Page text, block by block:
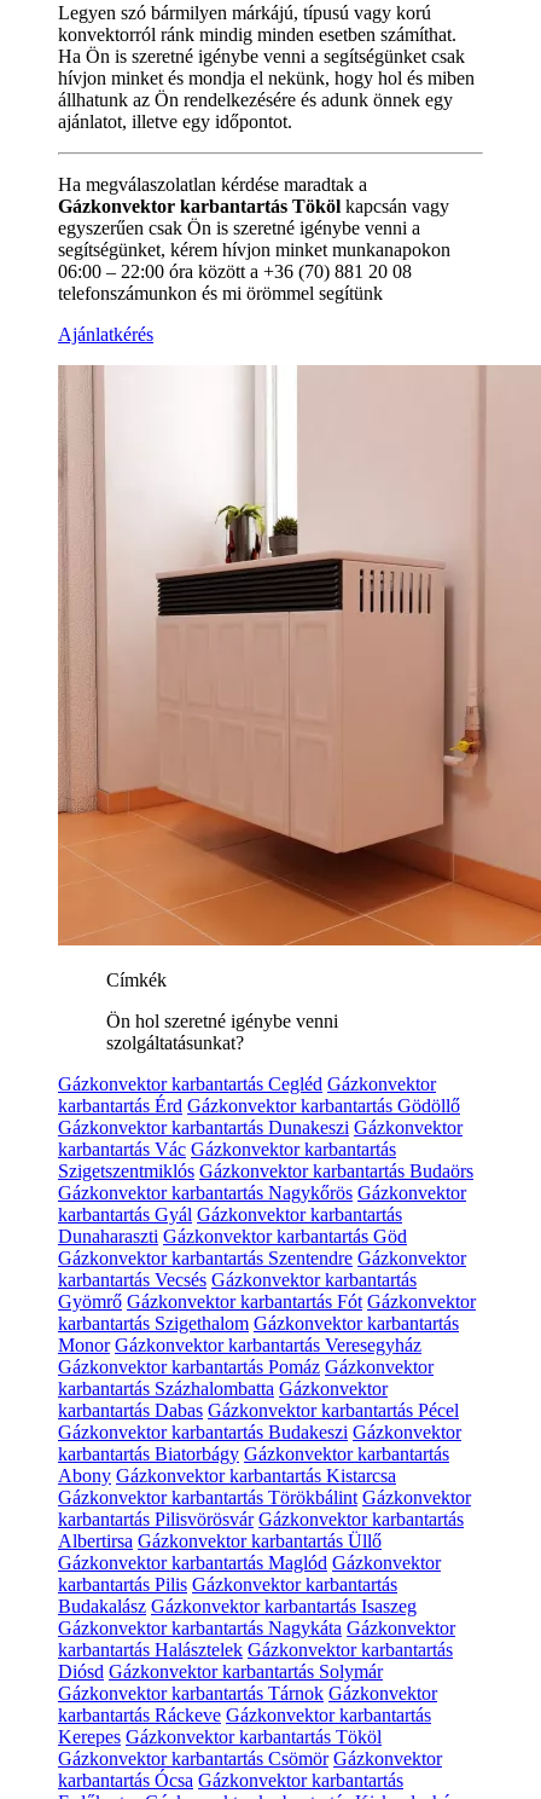
Legyen szó bármilyen márkájú, típusú vagy korú
konvektorról ránk mindig minden esetben számíthat.
Ha Ön is szeretné igénybe venni a segítségünket csak
hívjon minket és mondja el nekünk, hogy hol és miben
állhatunk az Ön rendelkezésére és adunk önnek egy
ajánlatot, illetve egy időpontot.
Ha megválaszolatlan kérdése maradtak a
Gázkonvektor karbantartás Tököl kapcsán vagy
egyszerűen csak Ön is szeretné igénybe venni a
segítségünket, kérem hívjon minket munkanapokon
06:00 – 22:00 óra között a +36 (70) 881 20 08
telefonszámunkon és mi örömmel segítünk
Ajánlatkérés
Címkék
Ön hol szeretné igénybe venni
szolgáltatásunkat?
Gázkonvektor karbantartás Cegléd Gázkonvektor
karbantartás Érd Gázkonvektor karbantartás Gödöllő
Gázkonvektor karbantartás Dunakeszi Gázkonvektor
karbantartás Vác Gázkonvektor karbantartás
Szigetszentmiklós Gázkonvektor karbantartás Budaörs
Gázkonvektor karbantartás Nagykőrös Gázkonvektor
karbantartás Gyál Gázkonvektor karbantartás
Dunaharaszti Gázkonvektor karbantartás Göd
Gázkonvektor karbantartás Szentendre Gázkonvektor
karbantartás Vecsés Gázkonvektor karbantartás
Gyömrő Gázkonvektor karbantartás Fót Gázkonvektor
karbantartás Szigethalom Gázkonvektor karbantartás
Monor Gázkonvektor karbantartás Veresegyház
Gázkonvektor karbantartás Pomáz Gázkonvektor
karbantartás Százhalombatta Gázkonvektor
karbantartás Dabas Gázkonvektor karbantartás Pécel
Gázkonvektor karbantartás Budakeszi Gázkonvektor
karbantartás Biatorbágy Gázkonvektor karbantartás
Abony Gázkonvektor karbantartás Kistarcsa
Gázkonvektor karbantartás Törökbálint Gázkonvektor
karbantartás Pilisvörösvár Gázkonvektor karbantartás
Albertirsa Gázkonvektor karbantartás Üllő
Gázkonvektor karbantartás Maglód Gázkonvektor
karbantartás Pilis Gázkonvektor karbantartás
Budakalász Gázkonvektor karbantartás Isaszeg
Gázkonvektor karbantartás Nagykáta Gázkonvektor
karbantartás Halásztelek Gázkonvektor karbantartás
Diósd Gázkonvektor karbantartás Solymár
Gázkonvektor karbantartás Tárnok Gázkonvektor
karbantartás Ráckeve Gázkonvektor karbantartás
Kerepes Gázkonvektor karbantartás Tököl
Gázkonvektor karbantartás Csömör Gázkonvektor
karbantartás Ócsa Gázkonvektor karbantartás